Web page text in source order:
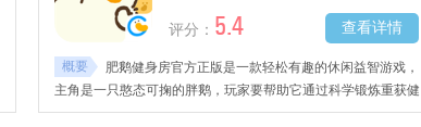
查看详情
评分： 5.4
概要
肥鹅健身房官方正版是一款轻松有趣的休闲益智游戏，
主角是一只憨态可掬的胖鹅，玩家要帮助它通过科学锻炼重获健
康体态，每个关卡都设置了独特的健身目标，玩家需要根据胖鹅